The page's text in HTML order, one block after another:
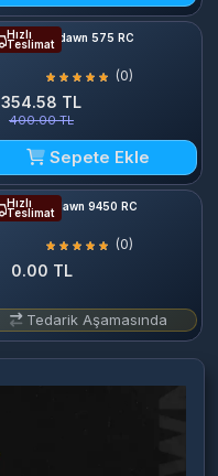
Hızlı
TeslimatUndawn 575 RC
(0)
354.58 TL
400.00 TL
Sepete Ekle
Hızlı
TeslimatUndawn 9450 RC
(0)
0.00 TL
Tedarik Aşamasında